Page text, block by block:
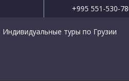
+995 551-530-
Индивидуальные туры по Грузии